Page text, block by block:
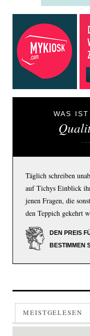
WAS
Täglich schreiben
auf Tichys Einblick
jenen Fragen, die
den Teppich gekehrt
DEN PREIS
BESTIMMEN
MEISTGELESEN